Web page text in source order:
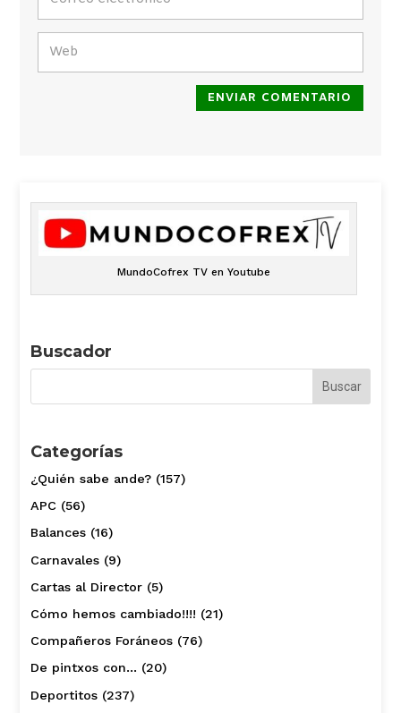
ENVIAR COMENTARIO
MundoCofrex TV en Youtube
Buscador
Categorías
¿Quién sabe ande?(157)
APC(56)
Balances(16)
Carnavales(9)
Cartas al Director(5)
Cómo hemos cambiado!!!! (21)
Compañeros Foráneos(76)
De pintxos con… (20)
Deportitos(237)